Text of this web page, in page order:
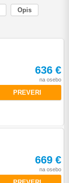
Opis
636 €
na osebo
PREVERI
669 €
na osebo